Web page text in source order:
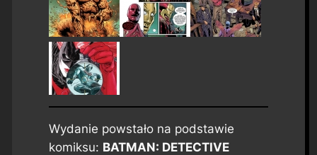
Wydanie powstało na podstawie
komiksu: BATMAN: DETECTIVE